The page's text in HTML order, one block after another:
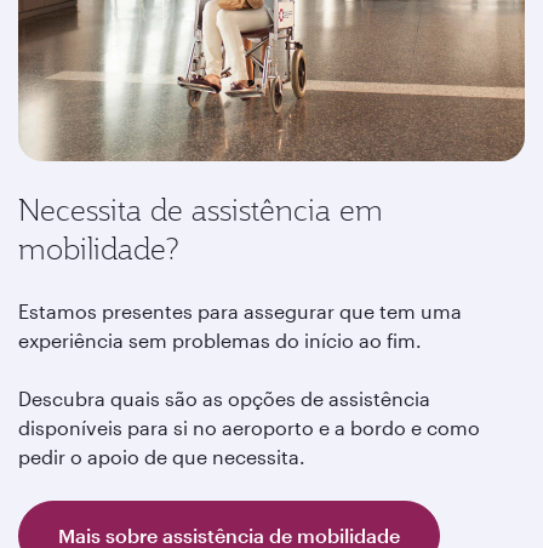
Necessita de assistência em
mobilidade?
Estamos presentes para assegurar que tem uma
experiência sem problemas do início ao fim.
Descubra quais são as opções de assistência
disponíveis para si no aeroporto e a bordo e como
pedir o apoio de que necessita.
Mais sobre assistência de mobilidade